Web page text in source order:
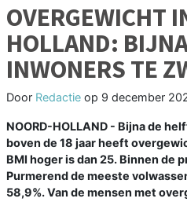
OVERGEWICHT
HOLLAND:
INWONERS TE
Door Redactie op 9 december
NOORD-HOLLAND - Bijna de
boven de 18 jaar heeft
BMI hoger is dan 25. Binnen de
Purmerend de meeste
58,9%. Van de mensen met